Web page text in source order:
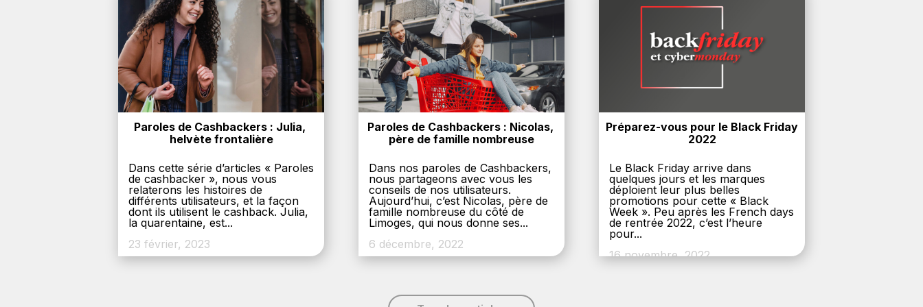
Paroles de Cashbackers : Julia,
helvète frontalière
Dans cette série d’articles « Paroles
de cashbacker », nous vous
relaterons les histoires de
différents utilisateurs, et la façon
dont ils utilisent le cashback. Julia,
la quarentaine, est...
23 février, 2023
Paroles de Cashbackers : Nicolas,
père de famille nombreuse
Dans nos paroles de Cashbackers,
nous partageons avec vous les
conseils de nos utilisateurs.
Aujourd’hui, c’est Nicolas, père de
famille nombreuse du côté de
Limoges, qui nous donne ses...
6 décembre, 2022
Préparez-vous pour le Black Friday
2022
Le Black Friday arrive dans
quelques jours et les marques
déploient leur plus belles
promotions pour cette « Black
Week ». Peu après les French days
de rentrée 2022, c’est l’heure
pour...
16 novembre, 2022